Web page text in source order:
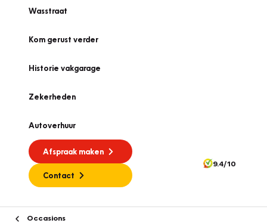
Wasstraat
Kom gerust verder
Historie vakgarage
Zekerheden
Autoverhuur
Afspraak maken
Contact
9.4/10
Occasions